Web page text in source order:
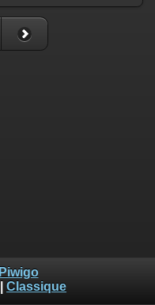
Piwigo
Classique